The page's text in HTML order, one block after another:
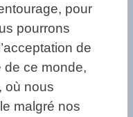
pour
pourrons
de
de ce monde,
où nous
malgré nos